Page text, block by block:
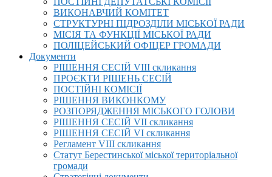
ВИКОНАВЧИЙ КОМІТЕТ
СТРУКТУРНІ ПІДРОЗДІЛИ МІСЬКОЇ РАДИ
МІСІЯ ТА ФУНКЦІЇ МІСЬКОЇ РАДИ
ПОЛІЦЕЙСЬКИЙ ОФІЦЕР ГРОМАДИ
Документи
РІШЕННЯ СЕСІЙ VIІI скликання
ПРОЄКТИ РІШЕНЬ СЕСІЙ
ПОСТІЙНІ КОМІСІЇ
РІШЕННЯ ВИКОНКОМУ
РОЗПОРЯДЖЕННЯ МІСЬКОГО ГОЛОВИ
РІШЕННЯ СЕСІЙ VII скликання
РІШЕННЯ СЕСІЙ VI скликання
Регламент VIІI скликання
Статут Берестинської міської територіальної
громади